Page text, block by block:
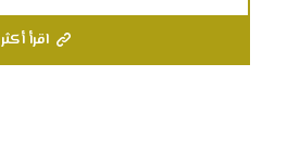
اقرأ أكثر